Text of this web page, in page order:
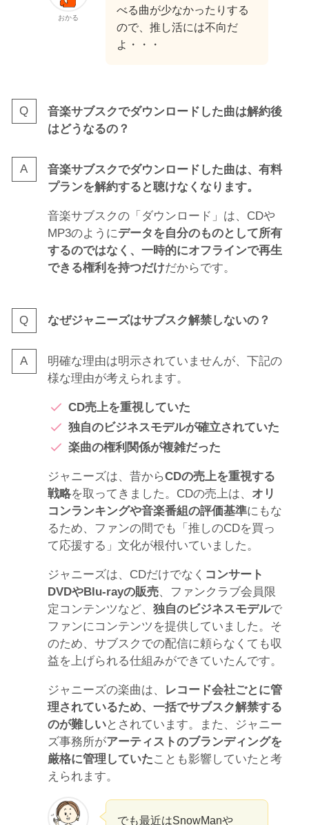
おかる
べる曲が少なかったりする
ので、推し活には不向だ
よ・・・
音楽サブスクでダウンロードした曲は解約後
はどうなるの？
音楽サブスクでダウンロードした曲は、有料
プランを解約すると聴けなくなります。
音楽サブスクの「ダウンロード」は、CDや
MP3のようにデータを自分のものとして所有
するのではなく、一時的にオフラインで再生
できる権利を持つだけだからです。
なぜジャニーズはサブスク解禁しないの？
明確な理由は明示されていませんが、下記の
様な理由が考えられます。
CD売上を重視していた
独自のビジネスモデルが確立されていた
楽曲の権利関係が複雑だった
ジャニーズは、昔からCDの売上を重視する
戦略を取ってきました。CDの売上は、 オリ
コンランキングや音楽番組の評価基準にもな
るため、ファンの間でも「推しのCDを買っ
て応援する」文化が根付いていました。
ジャニーズは、CDだけでなく コンサート
DVDやBlu-rayの販売、ファンクラブ会員限
定コンテンツなど、 独自のビジネスモデルで
ファンにコンテンツを提供していました。そ
のため、サブスクでの配信に頼らなくても収
益を上げられる仕組みができていたんです。
ジャニーズの楽曲は、
レコード会社ごとに管
理されているため、一括でサブスク解禁する
のが難しいとされています。また、ジャニー
ズ事務所がアーティストのブランディングを
厳格に管理していたことも影響していたと考
えられます。
でも最近はSnowManや